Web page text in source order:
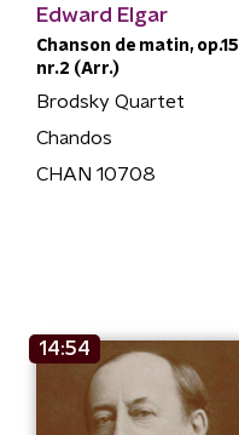
Edward Elgar
Chanson de matin, op.15
nr.2 (Arr.)
Brodsky Quartet
Chandos
CHAN 10708
14:54